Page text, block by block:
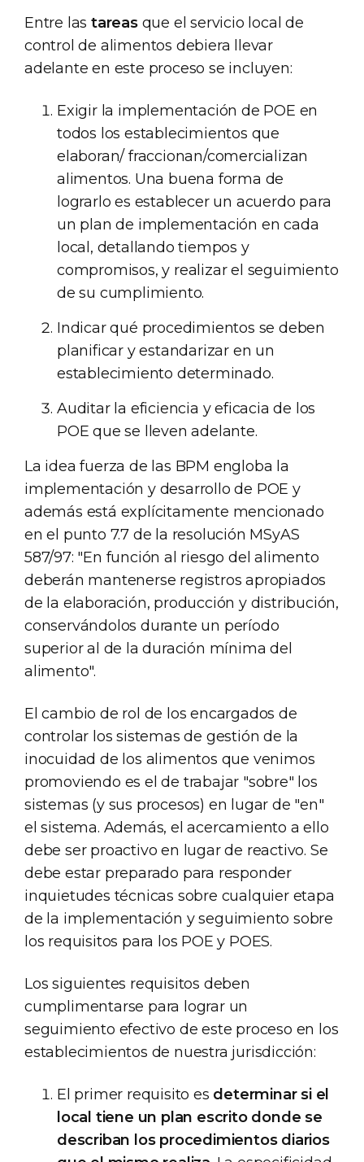
Entre las tareasque el servicio local de
control de alimentos debiera llevar
adelante en este proceso se incluyen:
Exigir la implementación de POE en
todos los establecimientos que
elaboran/ fraccionan/comercializan
alimentos. Una buena forma de
lograrlo es establecer un acuerdo para
un plan de implementación en cada
local, detallando tiempos y
compromisos, y realizar el seguimiento
de su cumplimiento.
Indicar qué procedimientos se deben
planificar y estandarizar en un
establecimiento determinado.
Auditar la eficiencia y eficacia de los
POE que se lleven adelante.
La idea fuerza de las BPM engloba la
implementación y desarrollo de POE y
además está explícitamente mencionado
en el punto 7.7 de la resolución MSyAS
587/97: "En función al riesgo del alimento
deberán mantenerse registros apropiados
de la elaboración, producción y distribución,
conservándolos durante un período
superior al de la duración mínima del
alimento".
El cambio de rol de los encargados de
controlar los sistemas de gestión de la
inocuidad de los alimentos que venimos
promoviendo es el de trabajar "sobre" los
sistemas (y sus procesos) en lugar de "en"
el sistema. Además, el acercamiento a ello
debe ser proactivo en lugar de reactivo. Se
debe estar preparado para responder
inquietudes técnicas sobre cualquier etapa
de la implementación y seguimiento sobre
los requisitos para los POE y POES.
Los siguientes requisitos deben
cumplimentarse para lograr un
seguimiento efectivo de este proceso en los
establecimientos de nuestra jurisdicción:
El primer requisito es determinar si el
local tiene un plan escrito donde se
describan los procedimientos diarios